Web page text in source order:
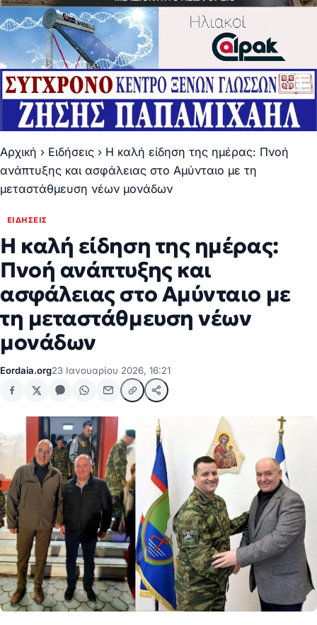
Αρχική › Ειδήσεις › Η καλή είδηση της ημέρας: Πνοή
ανάπτυξης και ασφάλειας στο Αμύνταιο με τη
μεταστάθμευση νέων μονάδων
ΕΙΔΉΣΕΙΣ
Η καλή είδηση της ημέρας:
Πνοή ανάπτυξης και
ασφάλειας στο Αμύνταιο με
τη μεταστάθμευση νέων
μονάδων
Eordaia.org23 Ιανουαρίου 2026, 16:21